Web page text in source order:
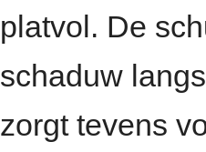
platvol. De
schaduw
zorgt tevens